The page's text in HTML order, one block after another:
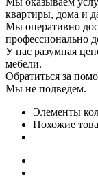
квартиры, дома и
Мы оперативно
профессионально
У нас разумная
мебели.
Обратиться за
Мы не подведем.
Элементы
Похожие